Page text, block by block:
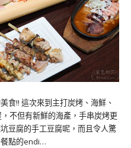
食!! 這次來到主打炭烤、海鮮、
不但有新鮮的海產，手串炭烤更
豆腐的手工豆腐呢，而且令人驚
餐點的endi…